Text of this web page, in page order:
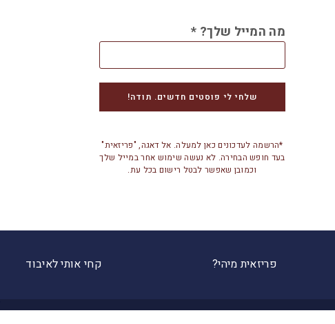
מה המייל שלך? *
*הרשמה לעדכונים כאן למעלה. אל דאגה, "פריזאית"
בעד חופש הבחירה. לא נעשה שימוש אחר במייל שלך
וכמובן שאפשר לבטל רישום בכל עת.
פריזאית מיהי? קחי אותי לאיבוד